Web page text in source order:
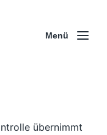
Menü
übernimmt